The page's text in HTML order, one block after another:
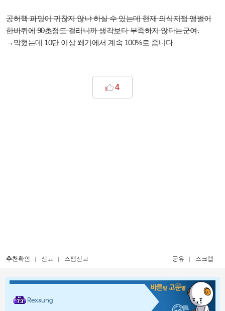
공허핵 파밍이 귀찮지 않냐 하실 수 있는데 현재 의식지점 앵벌이
한바퀴에 90초정도 걸리니까 생각보다 부족하지 않다는군여.
→막혔는데 10단 이상 쐐기에서 계속 100%로 줍니다
4
추천확인 신고 스팸신고 공유 스크랩
Rexsung